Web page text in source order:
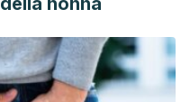
Effect of Moisturizer
Moisture and Personal
Students.Asian Journal